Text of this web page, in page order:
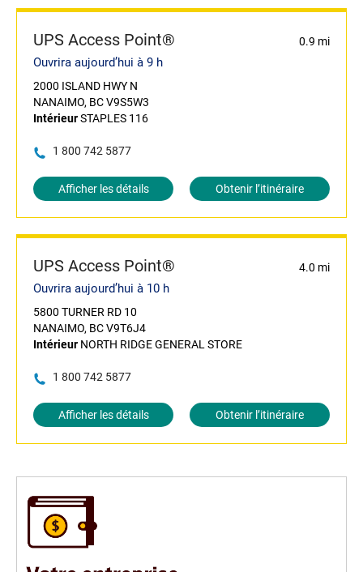
UPS Access Point® 0.9 mi
Ouvrira aujourd’hui à 9 h
2000 ISLAND HWY N
NANAIMO, BC V9S5W3
IntérieurSTAPLES 116
1 800 742 5877
Afficher les détails Obtenir l’itinéraire
UPS Access Point® 4.0 mi
Ouvrira aujourd’hui à 10 h
5800 TURNER RD 10
NANAIMO, BC V9T6J4
Intérieur NORTH RIDGE GENERAL STORE
1 800 742 5877
Afficher les détails Obtenir l’itinéraire